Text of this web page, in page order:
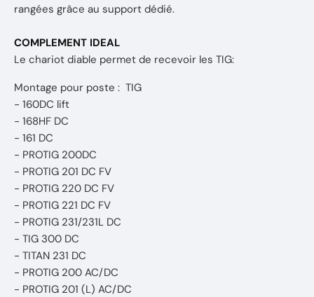
rangées grâce au support dédié.
COMPLEMENT IDEAL
Le chariot diable permet de recevoir les TIG:
Montage pour poste : TIG
- 160DC lift
- 168HF DC
- 161 DC
- PROTIG 200DC
- PROTIG 201 DC FV
- PROTIG 220 DC FV
- PROTIG 221 DC FV
- PROTIG 231/231L DC
- TIG 300 DC
- TITAN 231 DC
- PROTIG 200 AC/DC
- PROTIG 201 (L) AC/DC